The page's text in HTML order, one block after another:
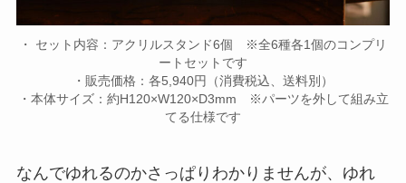
・ セット内容：アクリルスタンド6個 ※全6種各1個のコンプリ
ートセットです
・販売価格：各5,940円（消費税込、送料別）
・本体サイズ：約H120×W120×D3mm ※パーツを外して組み立
てる仕様です
なんでゆれるのかさっぱりわかりませんが、ゆれ